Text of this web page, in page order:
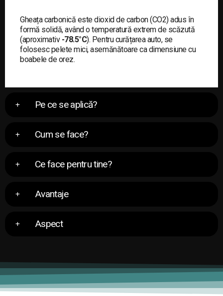
Gheața carbonică este dioxid de carbon (CO2) adus în
formă solidă, având o temperatură extrem de scăzută
(aproximativ -78.5°C). Pentru curățarea auto, se
folosesc pelete mici, asemănătoare ca dimensiune cu
boabele de orez.
Pe ce se aplică?
Cum se face?
Ce face pentru tine?
Avantaje
Aspect